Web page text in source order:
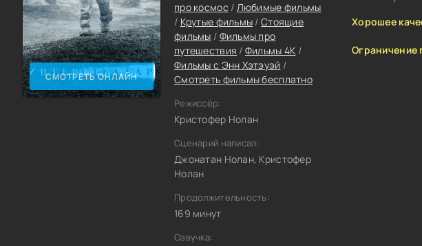
СМОТРЕТЬ ОНЛАЙН
про космос / Любимые фильмы
/ Крутые фильмы /Стоящие
фильмы / Фильмы про
путешествия / Фильмы 4K /
Фильмы c Энн Хэтэуэй /
Смотреть фильмы бесплатно
Режиссёр:
Кристофер Нолан
Сценарий написал:
Джонатан Нолан, Кристофер
Нолан
Продолжительность:
169 минут
Озвучка:
Хорошее
Ограничение